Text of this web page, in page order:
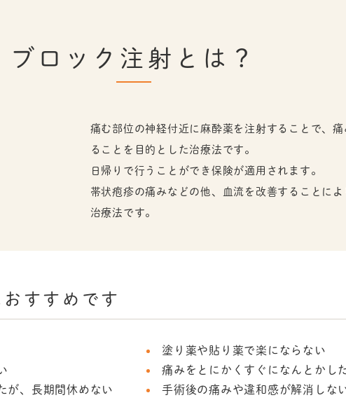
ブロック注射とは？
痛む部位の神経付近に麻酔薬を注射することで、
ることを目的とした治療法です。
日帰りで行うことができ保険が適用されます。
帯状疱疹の痛みなどの他、血流を改善することに
治療法です。
すすめです
が、長期間休めない
塗り薬や貼り薬で楽にならない
痛みをとにかくすぐになんとかし
手術後の痛みや違和感が解消しな